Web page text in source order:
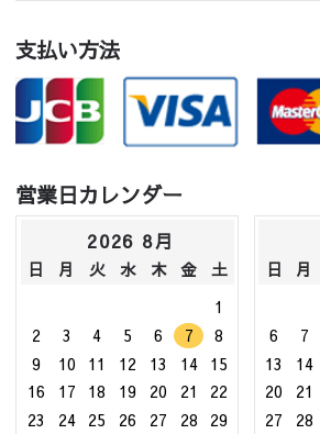
支払い方法
営業日カレンダー
2026 8月
日 月 火 水 木 金
土
1
2
3 4 5 6 7
8
9
10 11 12 13 14
15
16
17 18 19 20 21
22
23
24 25 26 27 28
29
日 月
6
7
13
14
20
21
27
28